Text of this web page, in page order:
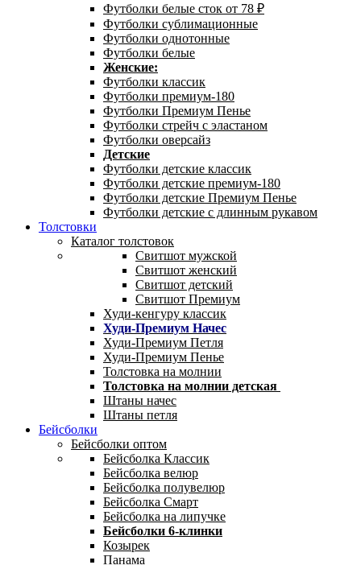
Футболки белые сток от 78 ₽
Футболки сублимационные
Футболки однотонные
Футболки белые
Женские:
Футболки классик
Футболки премиум-180
Футболки Премиум Пенье
Футболки стрейч с эластаном
Футболки оверсайз
Детские
Футболки детские классик
Футболки детские премиум-180
Футболки детские Премиум Пенье
Футболки детские с длинным рукавом
Толстовки
Каталог толстовок
Свитшот мужской
Свитшот женский
Свитшот детский
Свитшот Премиум
Худи-кенгуру классик
Худи-Премиум Начес
Худи-Премиум Петля
Худи-Премиум Пенье
Толстовка на молнии
Толстовка на молнии детская
Штаны начес
Штаны петля
Бейсболки
Бейсболки оптом
Бейсболка Классик
Бейсболка велюр
Бейсболка полувелюр
Бейсболка Смарт
Бейсболка на липучке
Бейсболки 6-клинки
Козырек
Панама